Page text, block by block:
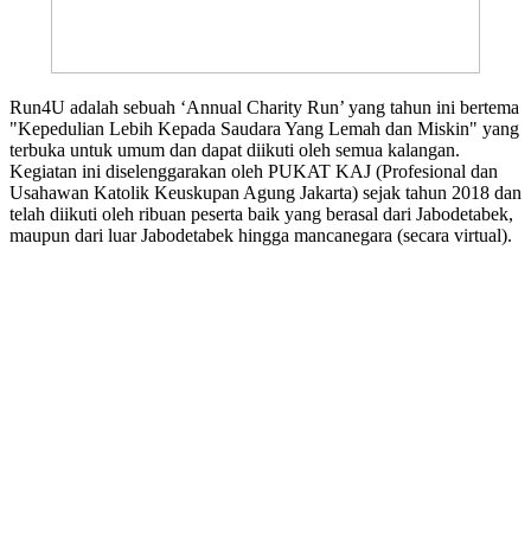
Run4U adalah sebuah ‘Annual Charity Run’ yang tahun ini bertema
"Kepedulian Lebih Kepada Saudara Yang Lemah dan Miskin" yang
terbuka untuk umum dan dapat diikuti oleh semua kalangan.
Kegiatan ini diselenggarakan oleh PUKAT KAJ (Profesional dan
Usahawan Katolik Keuskupan Agung Jakarta) sejak tahun 2018 dan
telah diikuti oleh ribuan peserta baik yang berasal dari Jabodetabek,
maupun dari luar Jabodetabek hingga mancanegara (secara virtual).